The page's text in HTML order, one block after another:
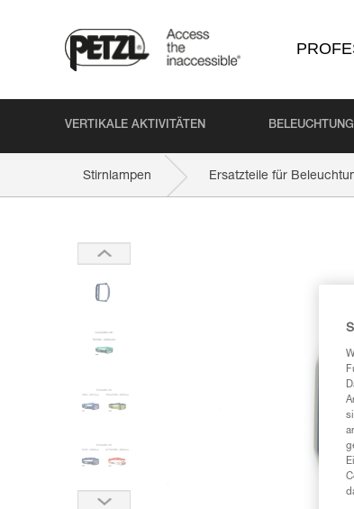
VERTIKALE AKTIVITÄTEN BELEUCHTUNG
Stirnlampen Ersatzteile für